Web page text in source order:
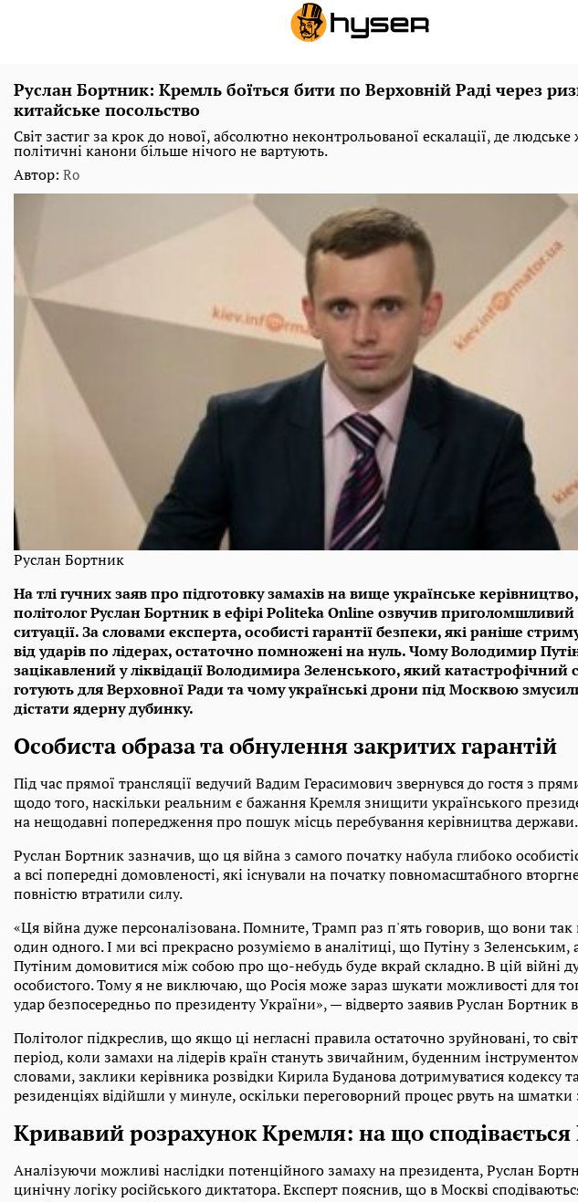
Руслан Бортник: Кремль боїться бити по Верховній Раді через
китайське посольство
Світ застиг за крок до нової, абсолютно неконтрольованої ескалації, де людське
політичні канони більше нічого не вартують.
Автор: Ro
Руслан Бортник
На тлі гучних заяв про підготовку замахів на вище українське
політолог Руслан Бортник в ефірі Politeka Online озвучив приголомшливий
ситуації. За словами експерта, особисті гарантії безпеки, які раніше
від ударів по лідерах, остаточно помножені на нуль. Чому Володимир
зацікавлений у ліквідації Володимира Зеленського, який катастрофічний
готують для Верховної Ради та чому українські дрони під Москвою
дістати ядерну дубинку.
Особиста образа та обнулення закритих гарантій
Під час прямої трансляції ведучий Вадим Герасимович звернувся до гостя з
щодо того, наскільки реальним є бажання Кремля знищити українського
на нещодавні попередження про пошук місць перебування керівництва держави.
Руслан Бортник зазначив, що ця війна з самого початку набула глибоко
а всі попередні домовленості, які існували на початку повномасштабного
повністю втратили силу.
«Ця війна дуже персоналізована. Помните, Трамп раз п'ять говорив, що вони так
один одного. І ми всі прекрасно розуміємо в аналітиці, що Путіну з Зеленським,
Путіним домовитися між собою про що-небудь буде вкрай складно. В цій війні
особистого. Тому я не виключаю, що Росія може зараз шукати можливості для
удар безпосередньо по президенту України», — відверто заявив Руслан Бортник
Політолог підкреслив, що якщо ці негласні правила остаточно зруйновані, то
період, коли замахи на лідерів країн стануть звичайним, буденним
словами, заклики керівника розвідки Кирила Буданова дотримуватися кодексу
резиденціях відійшли у минуле, оскільки переговорний процес рвуть на шматки
Кривавий розрахунок Кремля: на що сподівається
Аналізуючи можливі наслідки потенційного замаху на президента, Руслан
цинічну логіку російського диктатора. Експерт пояснив, що в Москві